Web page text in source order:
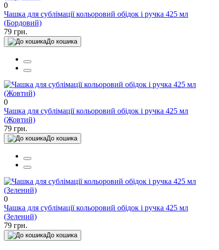
0
Чашка для сублімації кольоровий обідок і ручка 425 мл
(Бордовий)
79 грн.
До кошика
0
Чашка для сублімації кольоровий обідок і ручка 425 мл
(Жовтий)
79 грн.
До кошика
0
Чашка для сублімації кольоровий обідок і ручка 425 мл
(Зелений)
79 грн.
До кошика